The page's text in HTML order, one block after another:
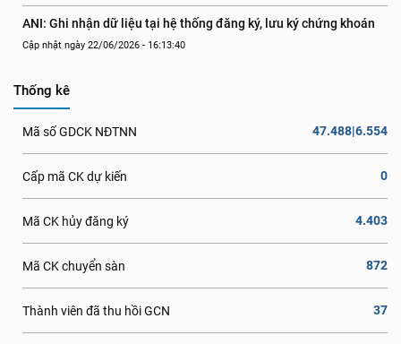
ANI: Ghi nhận dữ liệu tại hệ thống đăng ký, lưu ký chứng khoán
Cập nhật ngày 22/06/2026 - 16:13:40
Thống kê
Mã số GDCK NĐTNN 47.488|6.554
Cấp mã CK dự kiến 0
Mã CK hủy đăng ký 4.403
Mã CK chuyển sàn 872
Thành viên đã thu hồi GCN 37